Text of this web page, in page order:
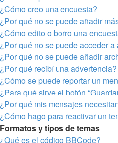
¿Cómo creo una encuesta?
¿Por qué no se puede añadir
¿Cómo edito o borro una
¿Por qué no se puede acceder a
¿Por qué no se puede añadir
¿Por qué recibí una advertencia?
¿Cómo se puede reportar un
¿Para qué sirve el botón
¿Por qué mis mensajes
¿Cómo hago para reactivar un
Formatos y tipos de temas
¿Qué es el código BBCode?